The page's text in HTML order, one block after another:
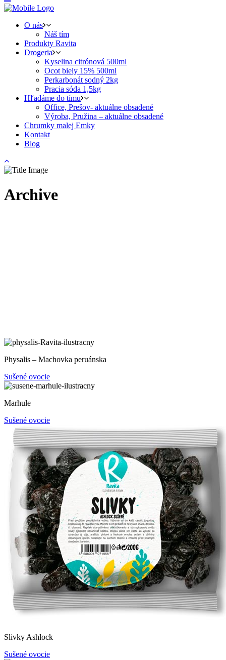
O nás
Náš tím
Produkty Ravita
Drogeria
Kyselina citrónová 500ml
Ocot biely 15% 500ml
Perkarbonát sodný 2kg
Pracia sóda 1,5kg
Hľadáme do tímu
Office, Prešov- aktuálne obsadené
Výroba, Pružina – aktuálne obsadené
Chrumky malej Emky
Kontakt
Blog
Archive
Physalis – Machovka peruánska
Sušené ovocie
Marhule
Sušené ovocie
Slivky Ashlock
Sušené ovocie